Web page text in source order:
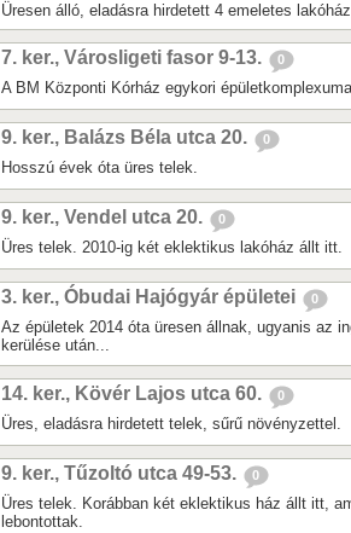
Üresen álló, eladásra hirdetett 4 emeletes
7. ker., Városligeti fasor 9-13. 0
A BM Központi Kórház egykori
9. ker., Balázs Béla utca 20. 0
Hosszú évek óta üres telek.
9. ker., Vendel utca 20. 0
Üres telek. 2010-ig két eklektikus lakóház állt itt.
3. ker., Óbudai Hajógyár épületei 0
Az épületek 2014 óta üresen állnak, ugyanis az
kerülése után...
14. ker., Kövér Lajos utca 60. 0
Üres, eladásra hirdetett telek, sűrű növényzettel.
9. ker., Tűzoltó utca 49-53. 0
Üres telek. Korábban két eklektikus ház állt itt,
lebontottak.